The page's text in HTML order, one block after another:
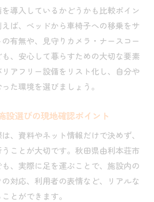
導入しているかどうかも比較ポイン
えば、ベッドから車椅子への移乗をサ
有無や、見守りカメラ・ナースコー
、安心して暮らすための大切な要素
アフリー設備をリスト化し、自分や
た環境を選びましょう。
設選びの現地確認ポイント
、資料やネット情報だけで決めず、
ことが大切です。秋田県由利本荘市
、実際に足を運ぶことで、施設内の
対応、利用者の表情など、リアルな
とができます。